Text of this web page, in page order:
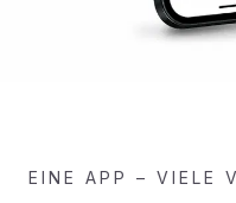
EINE APP – VIELE